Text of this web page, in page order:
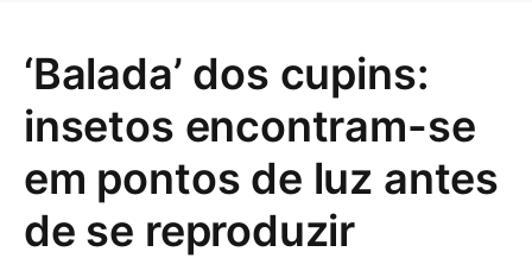
‘Balada’ dos cupins:
insetos encontram-se
em pontos de luz antes
de se reproduzir